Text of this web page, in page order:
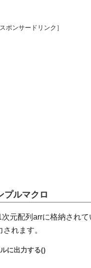
スポンサードリンク］
プルマクロ
元配列arrに格納され
れます。
に出力する()